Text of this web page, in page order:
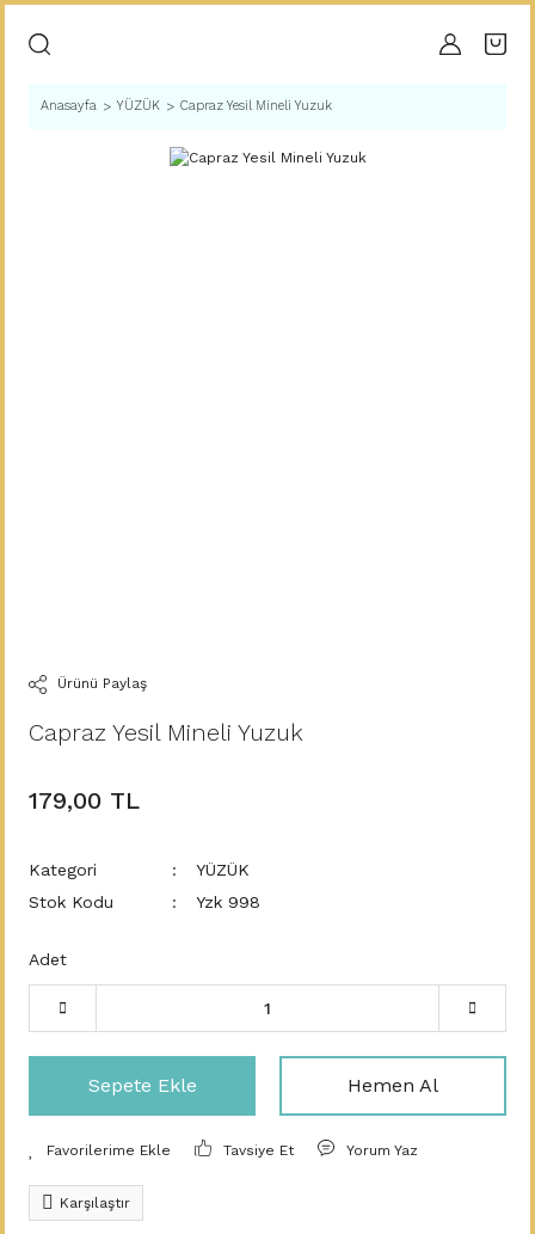
Anasayfa YÜZÜK Capraz Yesil Mineli Yuzuk
Ürünü Paylaş
Capraz Yesil Mineli Yuzuk
179,00 TL
Kategori
YÜZÜK
Stok Kodu
Yzk 998
Adet
Sepete Ekle Hemen Al
Tavsiye Et Yorum Yaz
Karşılaştır